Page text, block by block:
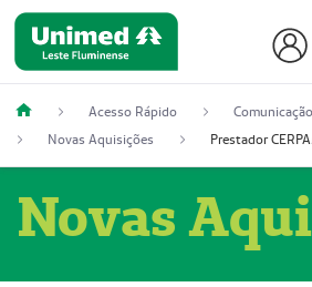
Acesso Rápido
Comunicação
Novas Aquisições
Novas